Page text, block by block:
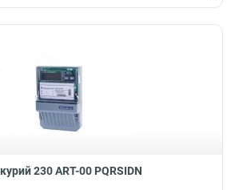
230 АRT-00 PQRSIDN